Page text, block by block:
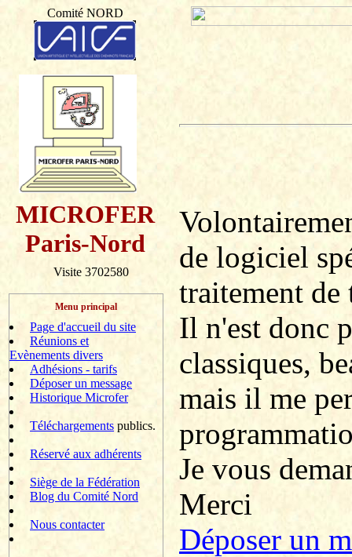
Comité NORD
MICROFER
Paris-Nord
Visite 3702580
Menu principal
Page d'accueil du site
Réunions et
Evènements divers
Adhésions - tarifs
Déposer un message
Historique Microfer
Téléchargements publics.
Réservé aux adhérents
Siège de la Fédération
Blog du Comité Nord
Nous contacter
de logiciel
traitement de
Il n'est donc
classiques,
mais il me
Je vous
Merci
Déposer un